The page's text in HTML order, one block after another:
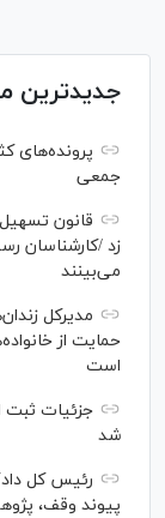
جدیدترین
پرونده‌های
جمعی
قانون
زد /کارشناسان
می‌بینند
مدیرکل
حمایت از
است
شد
رئیس کل
پیوند وقف،